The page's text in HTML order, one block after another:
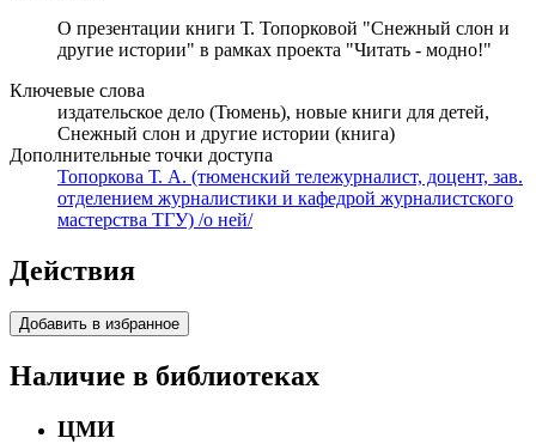
О презентации книги Т. Топорковой "Снежный слон и
другие истории" в рамках проекта "Читать - модно!"
Ключевые слова
издательское дело (Тюмень), новые книги для детей,
Снежный слон и другие истории (книга)
Дополнительные точки доступа
Топоркова Т. А. (тюменский тележурналист, доцент, зав.
отделением журналистики и кафедрой журналистского
мастерства ТГУ) /о ней/
Действия
Добавить в избранное
Наличие в библиотеках
ЦМИ